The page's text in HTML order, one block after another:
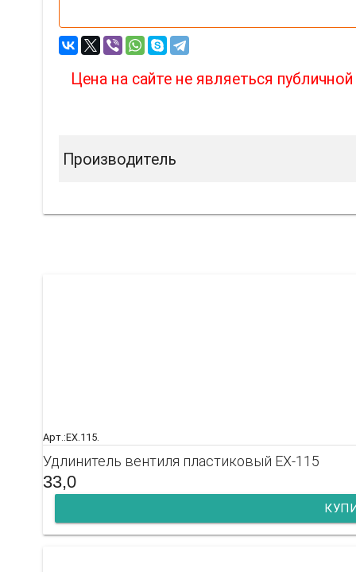
Цена на сайте не являеться
Производитель
Арт.:EX.115.
Удлинитель вентиля пластиковый EX-115
33,0